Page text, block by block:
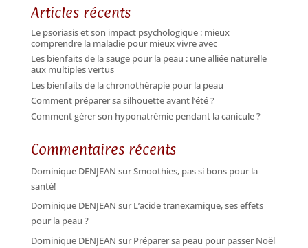
Articles récents
Le psoriasis et son impact psychologique : mieux
comprendre la maladie pour mieux vivre avec
Les bienfaits de la sauge pour la peau : une alliée naturelle
aux multiples vertus
Les bienfaits de la chronothérapie pour la peau
Comment préparer sa silhouette avant l’été ?
Comment gérer son hyponatrémie pendant la canicule ?
Commentaires récents
Dominique DENJEAN surSmoothies, pas si bons pour la
santé!
Dominique DENJEAN surL’acide tranexamique, ses effets
pour la peau ?
Dominique DENJEAN surPréparer sa peau pour passer Noël